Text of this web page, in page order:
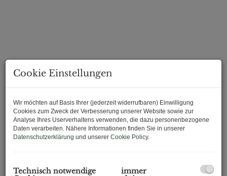
Beschreibung
und Helmut-Zilk-Park! Diese 4 Zimmer-Wohnung (durch
Cookie Einstellungen
Wir möchten auf Basis Ihrer (jederzeit widerrufbaren) Einwilligung
Cookies zum Zweck der Verbesserung unserer Website sowie zur
Analyse Ihres Userverhaltens verwenden, die dazu personenbezogene
Daten verarbeiten. Nähere Informationen finden Sie in unserer
Datenschutzerklärung und unserer Cookie Policy.
Technisch notwendige
immer